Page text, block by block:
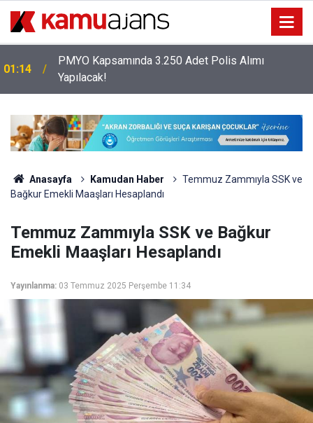
01:14
PMYO Kapsamında 3.250 Adet Polis Alımı
Yapılacak!
Anasayfa Kamudan Haber
Temmuz Zammıyla SSK ve
Bağkur Emekli Maaşları Hesaplandı
Temmuz Zammıyla SSK ve Bağkur
Emekli Maaşları Hesaplandı
Yayınlanma: 03 Temmuz 2025 Perşembe 11:34